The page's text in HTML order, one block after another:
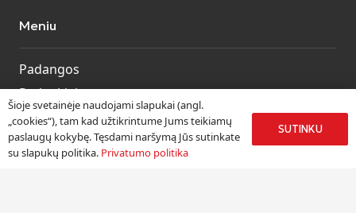
Meniu
Padangos
Ratlankiai
Kitos prekės
Paslaugos
Šioje svetainėje naudojami slapukai (angl.
„cookies“), tam kad užtikrintume Jums teikiamų
paslaugų kokybę. Tęsdami naršymą Jūs sutinkate
su slapukų politika. Privatumo politika
SUTINKU